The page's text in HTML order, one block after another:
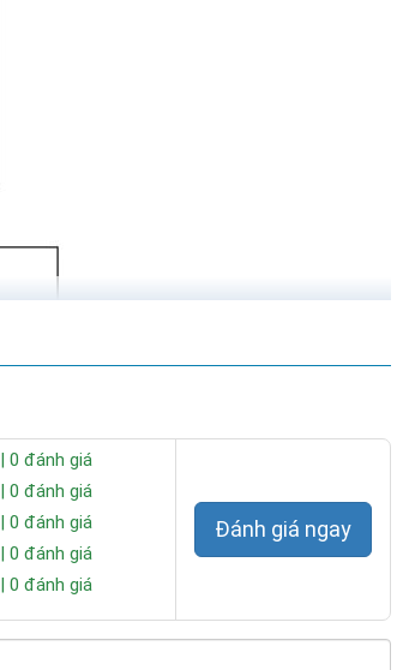
| 0 đánh giá
| 0 đánh giá
| 0 đánh giá
| 0 đánh giá
| 0 đánh giá
Đánh giá ngay